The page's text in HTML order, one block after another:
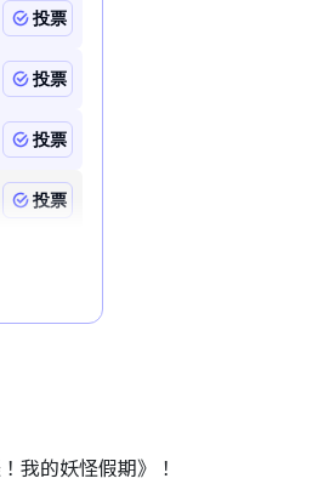
我的妖怪假期》！